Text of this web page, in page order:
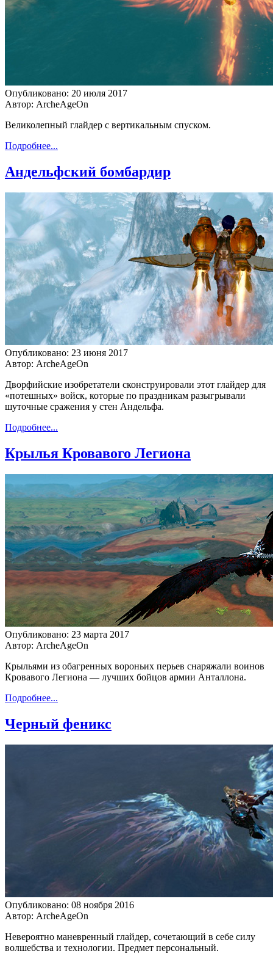
Опубликовано: 20 июля 2017
Автор: ArcheAgeOn
Великолепный глайдер с вертикальным спуском.
Подробнее...
Андельфский бомбардир
Опубликовано: 23 июня 2017
Автор: ArcheAgeOn
Дворфийские изобретатели сконструировали этот глайдер для
«потешных» войск, которые по праздникам разыгрывали
шуточные сражения у стен Андельфа.
Подробнее...
Крылья Кровавого Легиона
Опубликовано: 23 марта 2017
Автор: ArcheAgeOn
Крыльями из обагренных вороньих перьев снаряжали воинов
Кровавого Легиона — лучших бойцов армии Анталлона.
Подробнее...
Черный феникс
Опубликовано: 08 ноября 2016
Автор: ArcheAgeOn
Невероятно маневренный глайдер, сочетающий в себе силу
волшебства и технологии. Предмет персональный.